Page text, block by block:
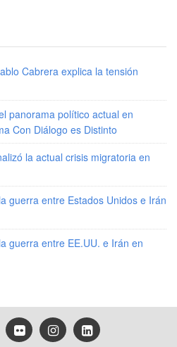
Cabrera explica la tensión
panorama político actual en
Con Diálogo es Distinto
la actual crisis migratoria en
guerra entre Estados Unidos e Irán
guerra entre EE.UU. e Irán en